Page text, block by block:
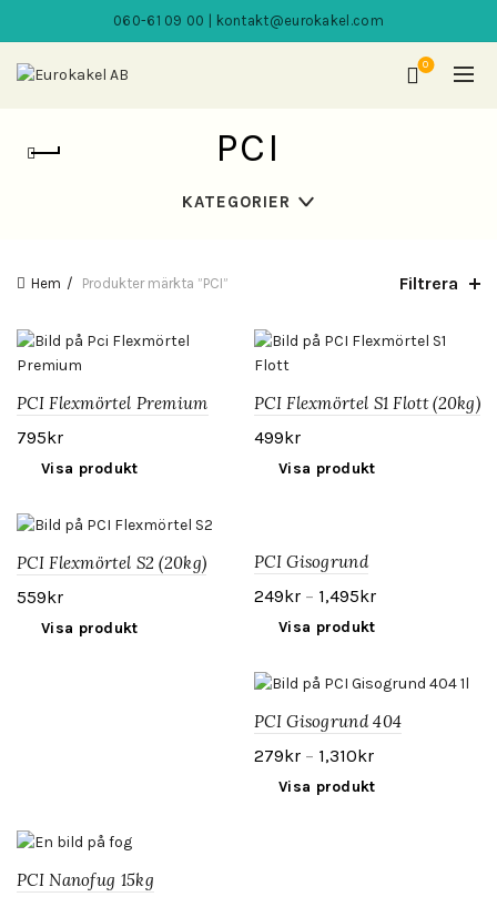
060-61 09 00 | kontakt@eurokakel.com
0
PCI
KATEGORIER
Hem Produkter märkta ”PCI” Filtrera
PCI Flexmörtel Premium
(20kg)
795kr
Visa produkt
PCI Flexmörtel S1 Flott (20kg)
499kr
Visa produkt
PCI Flexmörtel S2 (20kg)
559kr
Visa produkt
PCI Gisogrund
249kr – 1,495kr
Visa produkt
PCI Gisogrund 404
279kr – 1,310kr
Visa produkt
PCI Nanofug 15kg